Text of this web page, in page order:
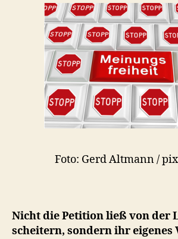
Foto: Gerd Altmann /
Nicht die Petition ließ von der
scheitern, sondern ihr eigenes